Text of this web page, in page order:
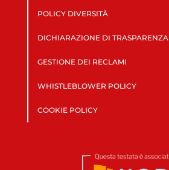
POLICY DIVERSITÀ
DICHIARAZIONE DI TRASPARENZA
GESTIONE DEI RECLAMI
WHISTLEBLOWER POLICY
COOKIE POLICY